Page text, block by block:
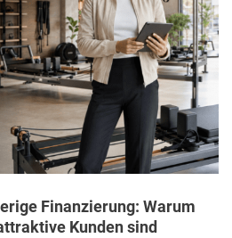
Finanzierung: Warum
Kunden sind